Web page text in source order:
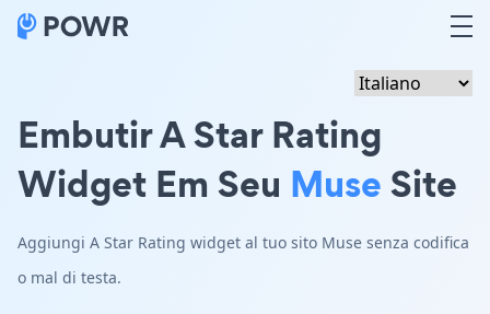
Embutir A Star Rating
Widget Em Seu MuseSite
Aggiungi A Star Rating widget al tuo sito Muse senza codifica
o mal di testa.